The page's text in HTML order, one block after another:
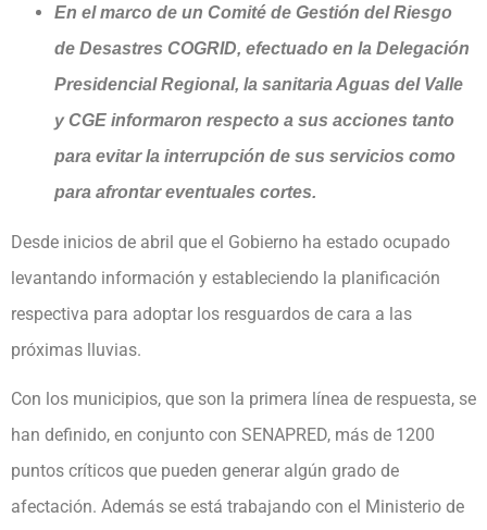
En el marco de un Comité de Gestión del Riesgo
de Desastres COGRID, efectuado en la Delegación
Presidencial Regional, la sanitaria Aguas del Valle
y CGE informaron respecto a sus acciones tanto
para evitar la interrupción de sus servicios como
para afrontar eventuales cortes.
Desde inicios de abril que el Gobierno ha estado ocupado
levantando información y estableciendo la planificación
respectiva para adoptar los resguardos de cara a las
próximas lluvias.
Con los municipios, que son la primera línea de respuesta, se
han definido, en conjunto con SENAPRED, más de 1200
puntos críticos que pueden generar algún grado de
afectación. Además se está trabajando con el Ministerio de